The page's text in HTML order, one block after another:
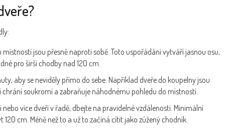
jsou přesně naproti sobě. Toto uspořádání vytváří jasnou osu,
pro širší chodby nad 120 cm.
aby se neviděly přímo do sebe. Například dveře do koupelny jsou
chrání soukromí a zabraňuje náhodnému pohledu do místností.
více dveří v řadě, dbejte na pravidelné vzdálenosti. Minimální
cm. Méně než to a už to začíná cítit jako zúžený chodník.